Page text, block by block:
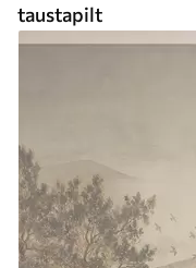
taustapilt